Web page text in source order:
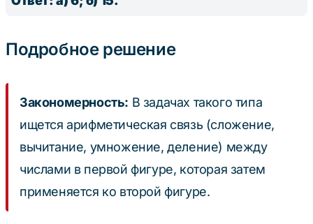
60
4 =
15
Подробное решение
Закономерность: В задачах такого типа
ищется арифметическая связь (сложение,
вычитание, умножение, деление) между
числами в первой фигуре, которая затем
применяется ко второй фигуре.